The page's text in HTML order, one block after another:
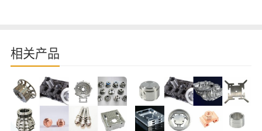
相关产品